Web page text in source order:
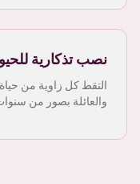
نصب تذكارية
التقط كل زاوية من
والعائلة بصور من